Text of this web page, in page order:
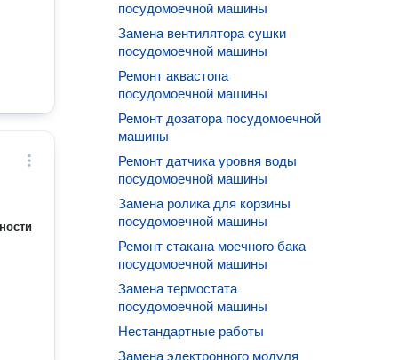
посудомоечной машины
Замена вентилятора сушки
посудомоечной машины
Ремонт аквастопа
посудомоечной машины
Ремонт дозатора посудомоечной
машины
Ремонт датчика уровня воды
посудомоечной машины
Замена ролика для корзины
посудомоечной машины
Ремонт стакана моечного бака
посудомоечной машины
Замена термостата
посудомоечной машины
Нестандартные работы
Замена электронного модуля